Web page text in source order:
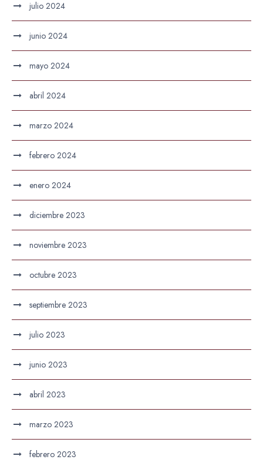
julio 2024
junio 2024
mayo 2024
abril 2024
marzo 2024
febrero 2024
enero 2024
diciembre 2023
noviembre 2023
octubre 2023
septiembre 2023
julio 2023
junio 2023
abril 2023
marzo 2023
febrero 2023